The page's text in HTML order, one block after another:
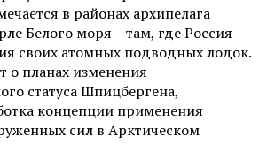
в районах архипелага
Белого моря – там, где Россия
своих атомных подводных лодок.
о планах изменения
статуса Шпицбергена,
концепции применения
сил в Арктическом